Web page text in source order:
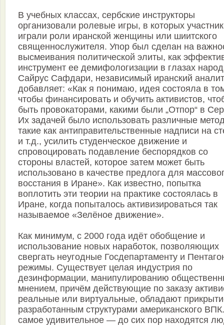
В учебных классах, сербские инструкторы
организовали ролевые игры, в которых
играли роли иранской женщины или шиитского
священнослужителя. Упор был сделан на
высмеивания политической элиты, как
инструмент ее демифологизации в глазах
Сайрус Сафдари, независимый иранский
добавляет: «Как я понимаю, идея состояла в
чтобы финансировать и обучить активистов,
быть провокаторами, какими были „Отпор“ в
Их задачей было использовать различные
такие как антиправительственные надписи на
и т.д., усилить студенческое движение и
спровоцировать подавление беспорядков со
стороны властей, которое затем может быть
использовано в качестве предлога для
восстания в Иране». Как известно, попытка
воплотить эти теории на практике состоялась в
Иране, когда попыталось активизироваться так
называемое «Зелёное движение».
Как минимум, с 2000 года идёт обобщение и
использование новых наработок, позволяющих
свергать неугодные Госдепартаменту и
режимы. Существует целая индустрия по
дезинформации, манипулированию
мнением, причём действующие по заказу
реальные или виртуальные, обладают
разработанным структурами американского
самое удивительное — до сих пор находятся